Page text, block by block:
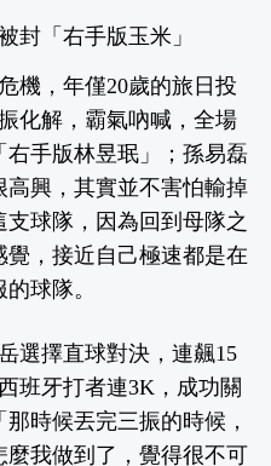
封「右手版玉米」
機，年僅20歲的旅日投
化解，霸氣吶喊，全場
手版林昱珉」；孫易磊
興，其實並不害怕輸掉
球隊，因為回到母隊之
，接近自己極速都是在
球隊。
選擇直球對決，連飆15
班牙打者連3K，成功關
時候丟完三振的時候，
我做到了，覺得很不可